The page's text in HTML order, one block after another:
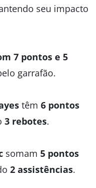
seu impacto
7 pontos e 5
garrafão.
têm 6 pontos
3 rebotes.
somam 5 pontos
2 assistências.